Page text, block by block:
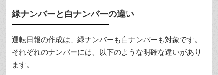
緑ナンバーと白ナンバーの違い
運転日報の作成は、緑ナンバーも白ナンバーも対象です。
それぞれのナンバーには、以下のような明確な違いがあり
ます。